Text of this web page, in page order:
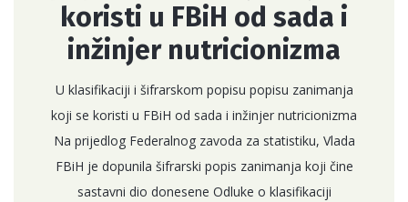
koristi u FBiH od sada i
inžinjer nutricionizma
U klasifikaciji i šifrarskom popisu popisu zanimanja
koji se koristi u FBiH od sada i inžinjer nutricionizma
Na prijedlog Federalnog zavoda za statistiku, Vlada
FBiH je dopunila šifrarski popis zanimanja koji čine
sastavni dio donesene Odluke o klasifikaciji